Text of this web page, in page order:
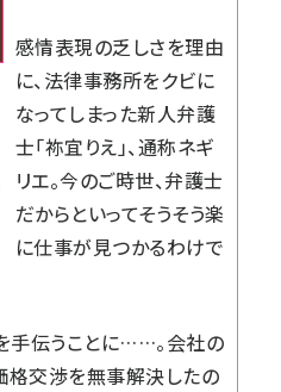
感情表現の乏しさを理由
に、法律事務所をクビに
なってしまった新人弁護
士「祢宜りえ」、通称ネギ
リエ。今のご時世、弁護士
だからといってそうそう楽
に仕事が見つかるわけで
手伝うことに……。会社の
格交渉を無事解決したの